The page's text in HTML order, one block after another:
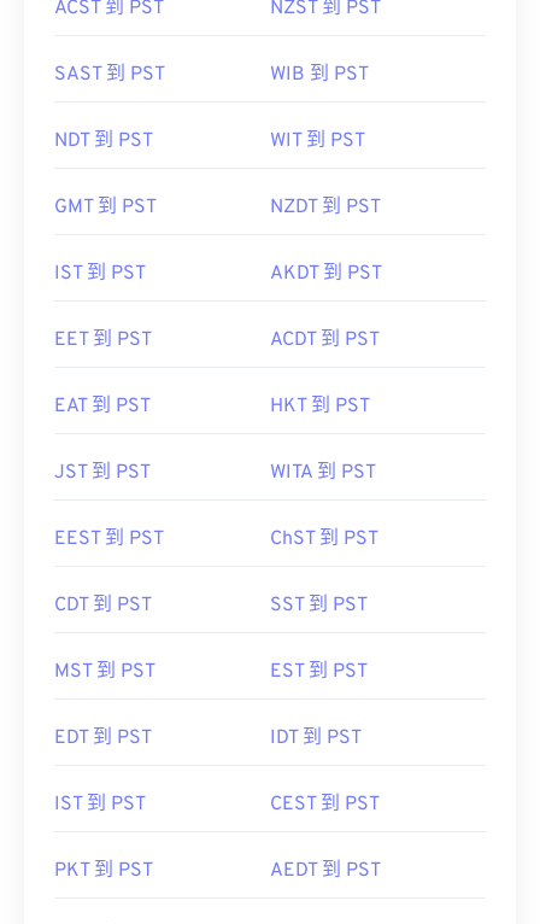
ACST 到 PST NZST 到 PST
SAST 到 PST WIB 到 PST
NDT 到 PST WIT 到 PST
GMT 到 PST NZDT 到 PST
IST 到 PST AKDT 到 PST
EET 到 PST ACDT 到 PST
EAT 到 PST HKT 到 PST
JST 到 PST WITA 到 PST
EEST 到 PST ChST 到 PST
CDT 到 PST SST 到 PST
MST 到 PST EST 到 PST
EDT 到 PST IDT 到 PST
IST 到 PST CEST 到 PST
PKT 到 PST AEDT 到 PST